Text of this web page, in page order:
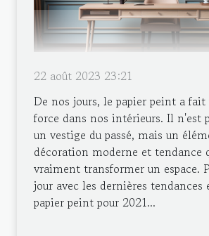
22 août 2023 23:21
De nos jours, le papier peint a
force dans nos intérieurs. Il n'est
un vestige du passé, mais un
décoration moderne et tendance
vraiment transformer un espace.
jour avec les dernières tendances
papier peint pour 2021...